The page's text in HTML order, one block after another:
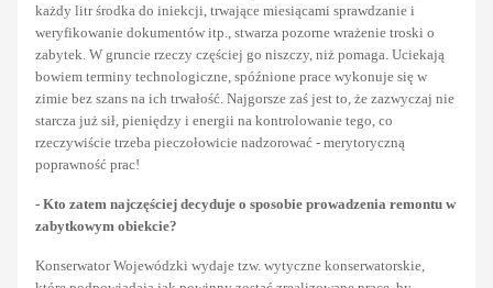
każdy litr środka do iniekcji, trwające miesiącami sprawdzanie i
weryfikowanie dokumentów itp., stwarza pozorne wrażenie troski o
zabytek. W gruncie rzeczy częściej go niszczy, niż pomaga. Uciekają
bowiem terminy technologiczne, spóźnione prace wykonuje się w
zimie bez szans na ich trwałość. Najgorsze zaś jest to, że zazwyczaj nie
starcza już sił, pieniędzy i energii na kontrolowanie tego, co
rzeczywiście trzeba pieczołowicie nadzorować - merytoryczną
poprawność prac!
- Kto zatem najczęściej decyduje o sposobie prowadzenia remontu w
zabytkowym obiekcie?
Konserwator Wojewódzki wydaje tzw. wytyczne konserwatorskie,